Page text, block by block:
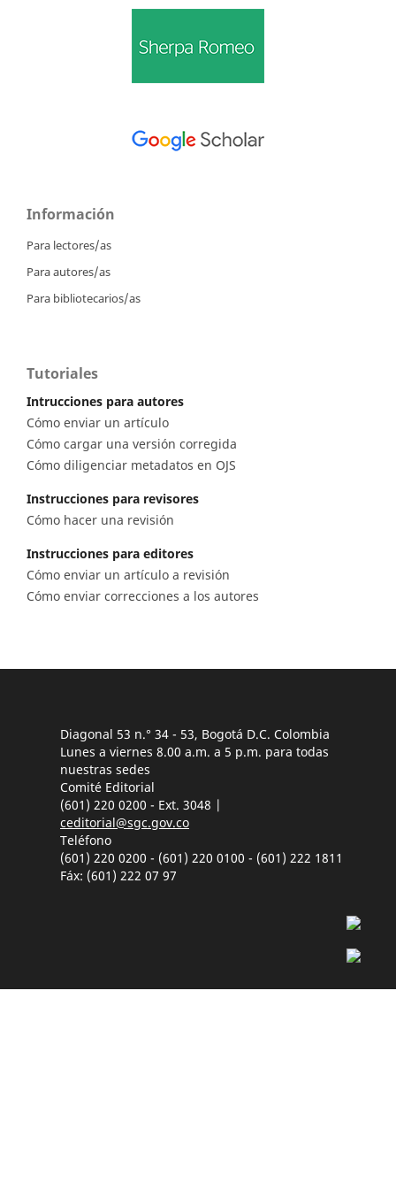
Información
Para lectores/as
Para autores/as
Para bibliotecarios/as
Tutoriales
Intrucciones para autores
Cómo enviar un artículo
Cómo cargar una versión corregida
Cómo diligenciar metadatos en OJS
Instrucciones para revisores
Cómo hacer una revisión
Instrucciones para editores
Cómo enviar un artículo a revisión
Cómo enviar correcciones a los autores
Diagonal 53 n.° 34 - 53, Bogotá D.C. Colombia
Lunes a viernes 8.00 a.m. a 5 p.m. para todas
nuestras sedes
Comité Editorial
(601) 220 0200 - Ext. 3048 |
ceditorial@sgc.gov.co
Teléfono
(601) 220 0200 - (601) 220 0100 - (601) 222 1811
Fáx: (601) 222 07 97